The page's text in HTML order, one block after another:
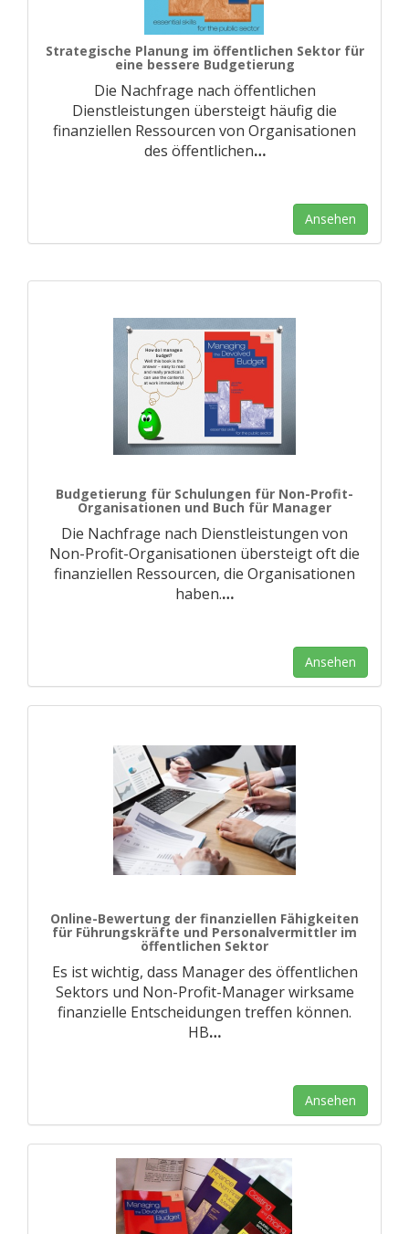
Strategische Planung im öffentlichen Sektor für
eine bessere Budgetierung
Die Nachfrage nach öffentlichen
Dienstleistungen übersteigt häufig die
finanziellen Ressourcen von Organisationen
des öffentlichen…
Ansehen
Budgetierung für Schulungen für Non-Profit-
Organisationen und Buch für Manager
Die Nachfrage nach Dienstleistungen von
Non-Profit-Organisationen übersteigt oft die
finanziellen Ressourcen, die Organisationen
haben.…
Ansehen
Online-Bewertung der finanziellen Fähigkeiten
für Führungskräfte und Personalvermittler im
öffentlichen Sektor
Es ist wichtig, dass Manager des öffentlichen
Sektors und Non-Profit-Manager wirksame
finanzielle Entscheidungen treffen können.
HB…
Ansehen